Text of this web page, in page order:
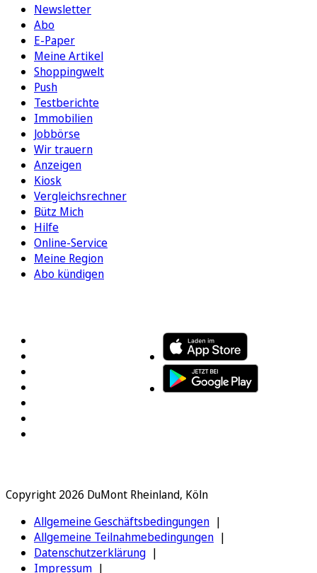
Newsletter
Abo
E-Paper
Meine Artikel
Shoppingwelt
Push
Testberichte
Immobilien
Jobbörse
Wir trauern
Anzeigen
Kiosk
Vergleichsrechner
Bütz Mich
Hilfe
Online-Service
Meine Region
Abo kündigen
Copyright 2026 DuMont Rheinland, Köln
Allgemeine Geschäftsbedingungen
Allgemeine Teilnahmebedingungen
Datenschutzerklärung
Impressum